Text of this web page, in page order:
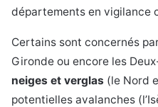
départements en vigilance
Certains sont concernés
Gironde ou encore les
neiges et verglas (le Nord
potentielles avalanches